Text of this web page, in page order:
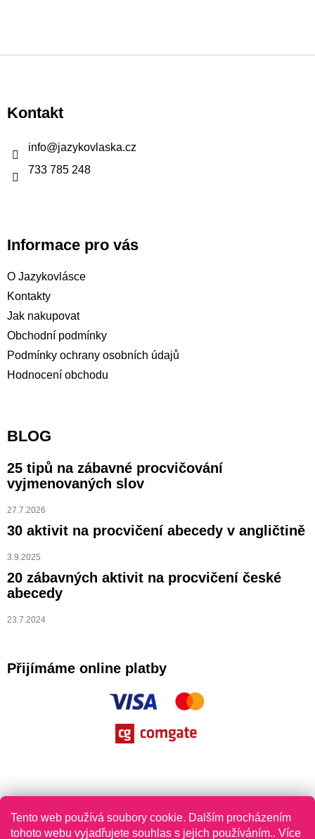
Tento web používá soubory cookie. Dalším procházením
tohoto webu vyjadřujete souhlas s jejich používáním.. Více
p
aKontakt
info@jazykovlaska.cz
733 785 248
Informace pro vás
O Jazykovlásce
Kontakty
Jak nakupovat
Obchodní podmínky
Podmínky ochrany osobních údajů
Hodnocení obchodu
BLOG
25 tipů na zábavné procvičování
vyjmenovaných slov
27.7.2026
30 aktivit na procvičení abecedy v angličtině
3.9.2025
20 zábavných aktivit na procvičení české
abecedy
23.7.2024
Přijímáme online platby